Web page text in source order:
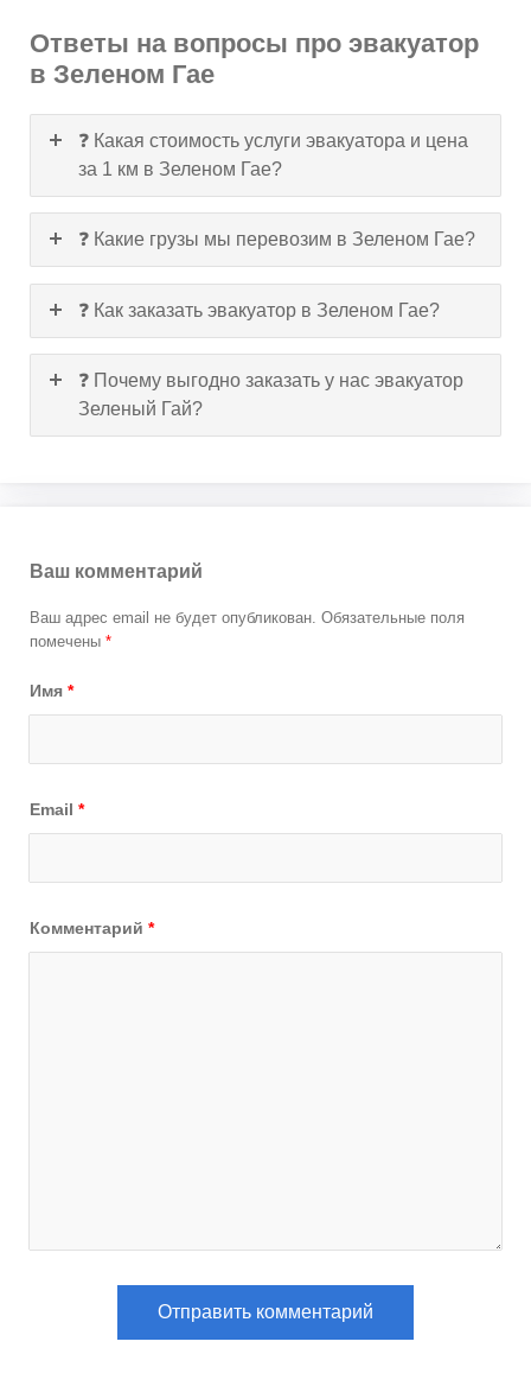
Ответы на вопросы про эвакуатор
в Зеленом Гае
❓ Какая стоимость услуги эвакуатора и цена
за 1 км в Зеленом Гае?
❓ Какие грузы мы перевозим в Зеленом Гае?
❓ Как заказать эвакуатор в Зеленом Гае?
❓ Почему выгодно заказать у нас эвакуатор
Зеленый Гай?
Ваш комментарий
Ваш адрес email не будет опубликован. Обязательные поля
помечены *
Имя *
Email *
Комментарий *